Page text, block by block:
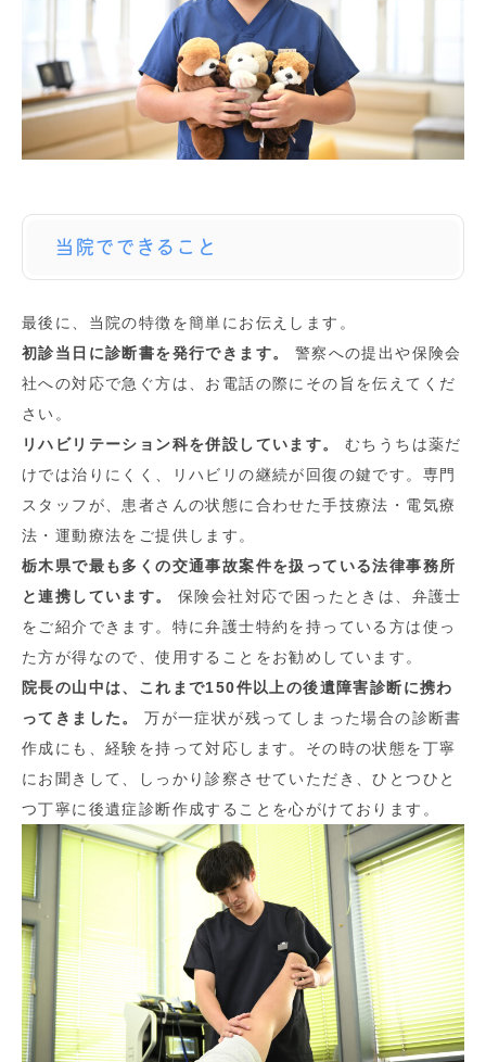
当院でできること
最後に、当院の特徴を簡単にお伝えします。
初診当日に診断書を発行できます。
警察への提出や保険会
社への対応で急ぐ方は、お電話の際にその旨を伝えてくだ
さい。
リハビリテーション科を併設しています。
むちうちは薬だ
けでは治りにくく、リハビリの継続が回復の鍵です。専門
スタッフが、患者さんの状態に合わせた手技療法・電気療
法・運動療法をご提供します。
栃木県で最も多くの交通事故案件を扱っている法律事務所
と連携しています。
保険会社対応で困ったときは、弁護士
をご紹介できます。特に弁護士特約を持っている方は使っ
た方が得なので、使用することをお勧めしています。
院長の山中は、これまで150件以上の後遺障害診断に携わ
ってきました。
万が一症状が残ってしまった場合の診断書
作成にも、経験を持って対応します。その時の状態を丁寧
にお聞きして、しっかり診察させていただき、ひとつひと
つ丁寧に後遺症診断作成することを心がけております。